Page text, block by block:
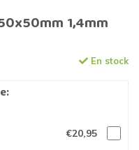
1,4mm
En stock
€20,95